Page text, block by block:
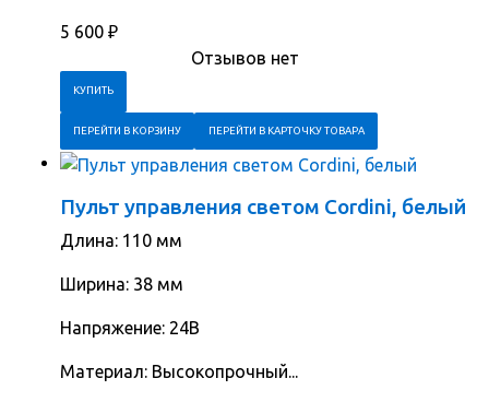
5 600 ₽
Отзывов нет
ПЕРЕЙТИ В КОРЗИНУ ПЕРЕЙТИ В КАРТОЧКУ ТОВАРА
Пульт управления светом Cordini, белый
Длина: 110 мм
Ширина: 38 мм
Напряжение: 24В
Материал: Высокопрочный...